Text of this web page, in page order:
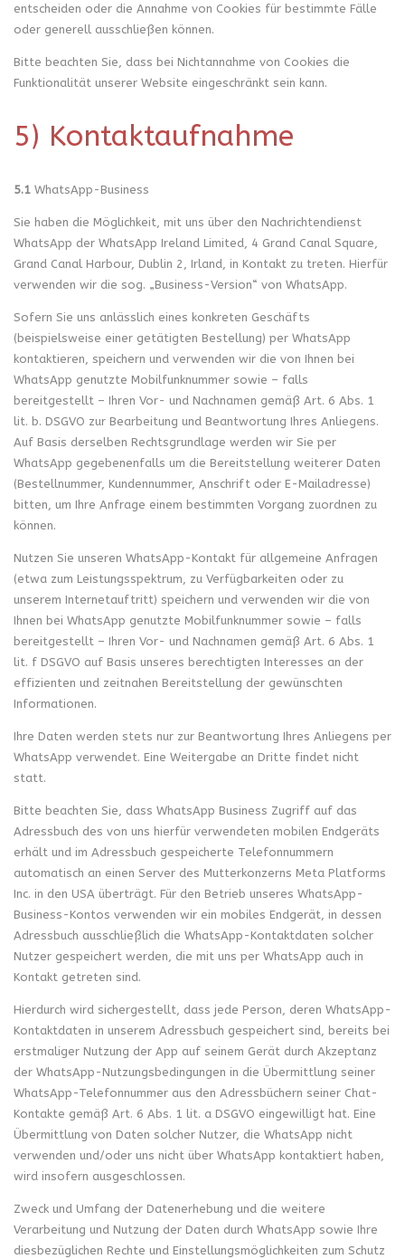
entscheiden oder die Annahme von Cookies für bestimmte Fälle
oder generell ausschließen können.
Bitte beachten Sie, dass bei Nichtannahme von Cookies die
Funktionalität unserer Website eingeschränkt sein kann.
5) Kontaktaufnahme
5.1 WhatsApp-Business
Sie haben die Möglichkeit, mit uns über den Nachrichtendienst
WhatsApp der WhatsApp Ireland Limited, 4 Grand Canal Square,
Grand Canal Harbour, Dublin 2, Irland, in Kontakt zu treten. Hierfür
verwenden wir die sog. „Business-Version“ von WhatsApp.
Sofern Sie uns anlässlich eines konkreten Geschäfts
(beispielsweise einer getätigten Bestellung) per WhatsApp
kontaktieren, speichern und verwenden wir die von Ihnen bei
WhatsApp genutzte Mobilfunknummer sowie – falls
bereitgestellt – Ihren Vor- und Nachnamen gemäß Art. 6 Abs. 1
lit. b. DSGVO zur Bearbeitung und Beantwortung Ihres Anliegens.
Auf Basis derselben Rechtsgrundlage werden wir Sie per
WhatsApp gegebenenfalls um die Bereitstellung weiterer Daten
(Bestellnummer, Kundennummer, Anschrift oder E-Mailadresse)
bitten, um Ihre Anfrage einem bestimmten Vorgang zuordnen zu
können.
Nutzen Sie unseren WhatsApp-Kontakt für allgemeine Anfragen
(etwa zum Leistungsspektrum, zu Verfügbarkeiten oder zu
unserem Internetauftritt) speichern und verwenden wir die von
Ihnen bei WhatsApp genutzte Mobilfunknummer sowie – falls
bereitgestellt – Ihren Vor- und Nachnamen gemäß Art. 6 Abs. 1
lit. f DSGVO auf Basis unseres berechtigten Interesses an der
effizienten und zeitnahen Bereitstellung der gewünschten
Informationen.
Ihre Daten werden stets nur zur Beantwortung Ihres Anliegens per
WhatsApp verwendet. Eine Weitergabe an Dritte findet nicht
statt.
Bitte beachten Sie, dass WhatsApp Business Zugriff auf das
Adressbuch des von uns hierfür verwendeten mobilen Endgeräts
erhält und im Adressbuch gespeicherte Telefonnummern
automatisch an einen Server des Mutterkonzerns Meta Platforms
Inc. in den USA überträgt. Für den Betrieb unseres WhatsApp-
Business-Kontos verwenden wir ein mobiles Endgerät, in dessen
Adressbuch ausschließlich die WhatsApp-Kontaktdaten solcher
Nutzer gespeichert werden, die mit uns per WhatsApp auch in
Kontakt getreten sind.
Hierdurch wird sichergestellt, dass jede Person, deren WhatsApp-
Kontaktdaten in unserem Adressbuch gespeichert sind, bereits bei
erstmaliger Nutzung der App auf seinem Gerät durch Akzeptanz
der WhatsApp-Nutzungsbedingungen in die Übermittlung seiner
WhatsApp-Telefonnummer aus den Adressbüchern seiner Chat-
Kontakte gemäß Art. 6 Abs. 1 lit. a DSGVO eingewilligt hat. Eine
Übermittlung von Daten solcher Nutzer, die WhatsApp nicht
verwenden und/oder uns nicht über WhatsApp kontaktiert haben,
wird insofern ausgeschlossen.
Zweck und Umfang der Datenerhebung und die weitere
Verarbeitung und Nutzung der Daten durch WhatsApp sowie Ihre
diesbezüglichen Rechte und Einstellungsmöglichkeiten zum Schutz